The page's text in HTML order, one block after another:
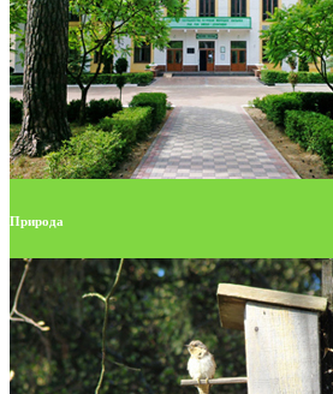
Природа